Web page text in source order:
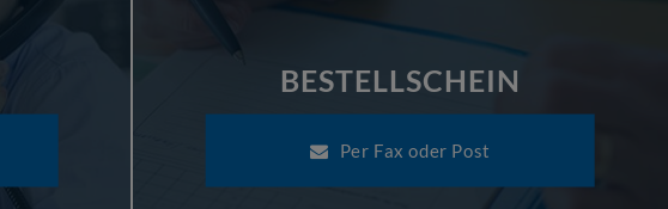
BESTELLSCHEIN
Per Fax oder Post